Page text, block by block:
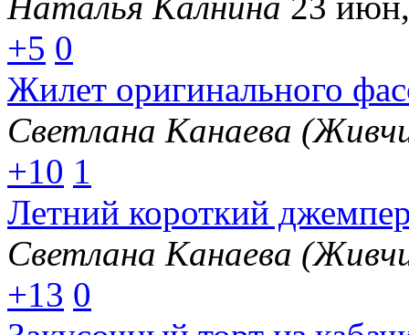
+5 0
Жилет оригинального
Светлана Канаева
+10 1
Летний короткий
Светлана Канаева
+13 0